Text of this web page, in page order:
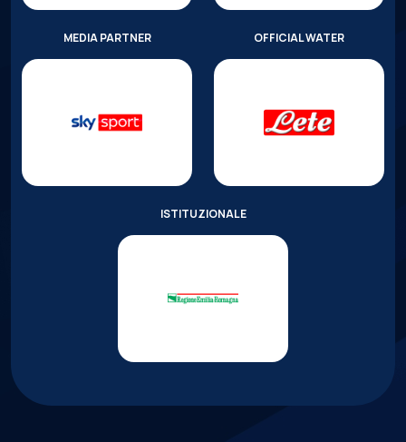
MEDIA PARTNER OFFICIAL WATER
ISTITUZIONALE